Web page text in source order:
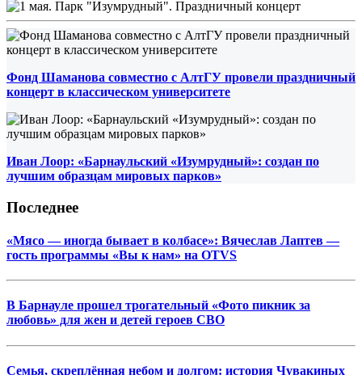
Фонд Шаманова совместно с АлтГУ провели праздничный
концерт в классическом университете
Иван Лоор: «Барнаульский «Изумрудный»: создан по
лучшим образцам мировых парков»
Последнее
«Мясо — иногда бывает в колбасе»: Вячеслав Лаптев —
гость программы «Вы к нам» на OTVS
В Барнауле прошел трогательный «Фото пикник за
любовь» для жен и детей героев СВО
Семья, скреплённая небом и долгом: история Чувакиных